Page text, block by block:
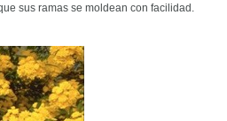
sus ramas se moldean con facilidad.